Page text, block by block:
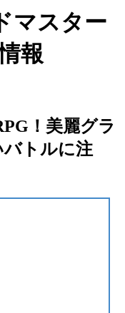
マスター
報
！美麗グラ
トルに注